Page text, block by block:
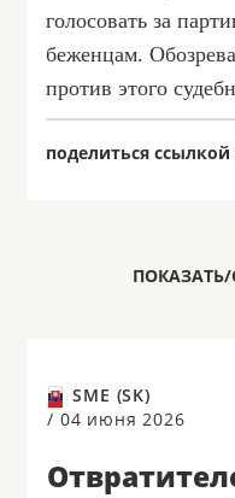
голосовать за
беженцам.
против этого
поделиться
SME (SK)
/ 04 июня 2026